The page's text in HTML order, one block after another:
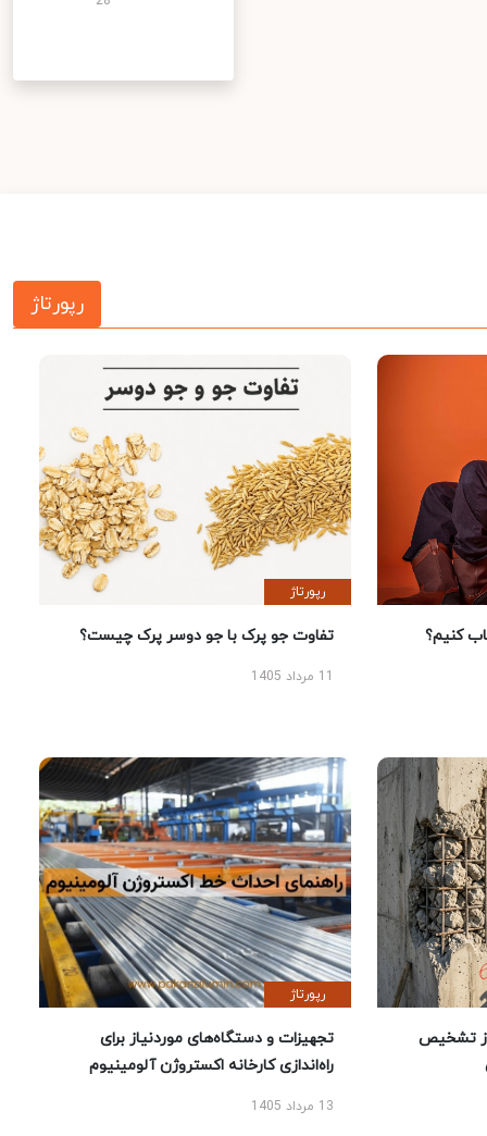
رپورتاژ
کنیم؟
رپورتاژ
تفاوت جو پرک با جو دوسر پرک چیست؟
تشخیص
رپورتاژ
تجهیزات و دستگاه‌های موردنیاز برای
راه‌اندازی کارخانه اکستروژن آلومینیوم
13 مرداد 1405